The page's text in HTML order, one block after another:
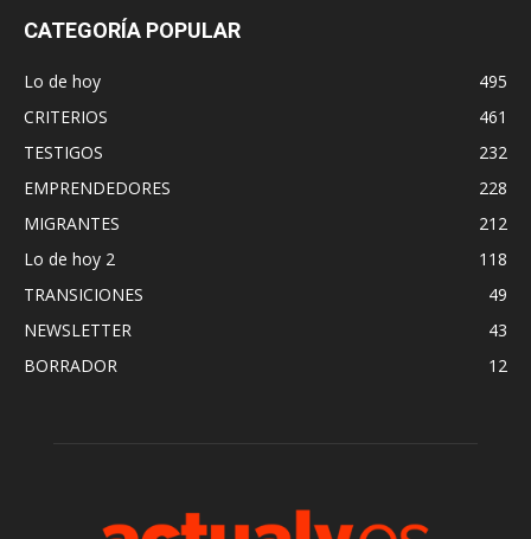
CATEGORÍA POPULAR
Lo de hoy
495
CRITERIOS
461
TESTIGOS
232
EMPRENDEDORES
228
MIGRANTES
212
Lo de hoy 2
118
TRANSICIONES
49
NEWSLETTER
43
BORRADOR
12